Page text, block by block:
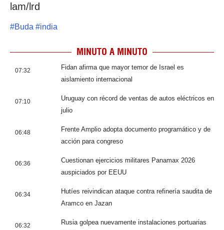
lam/lrd
#Buda #india
MINUTO A MINUTO
07:32
Fidan afirma que mayor temor de Israel es
aislamiento internacional
07:10
Uruguay con récord de ventas de autos eléctricos en
julio
06:48
Frente Amplio adopta documento programático y de
acción para congreso
06:36
Cuestionan ejercicios militares Panamax 2026
auspiciados por EEUU
06:34
Hutíes reivindican ataque contra refinería saudita de
Aramco en Jazan
06:32
Rusia golpea nuevamente instalaciones portuarias